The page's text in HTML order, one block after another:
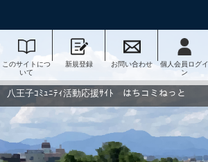
このサイトにつ
いて
新規登録 お問い合わせ
個人会員ログイ
ン
八王子ｺﾐｭﾆﾃｨ活動応援ｻｲﾄ はちコミねっと